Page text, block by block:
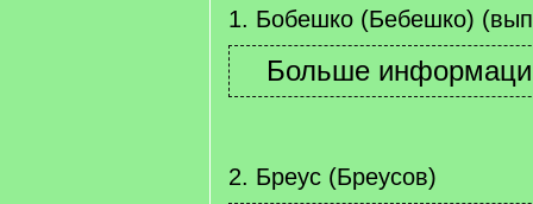
1. Бобешко (Бебешко)
2. Бреус (Бреусов)